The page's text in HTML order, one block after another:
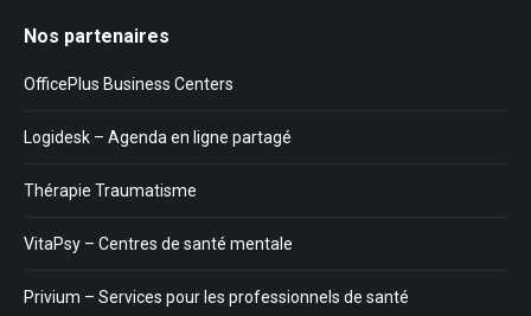
Nos partenaires
OfficePlus Business Centers
Logidesk – Agenda en ligne partagé
Thérapie Traumatisme
VitaPsy – Centres de santé mentale
Privium – Services pour les professionnels de santé